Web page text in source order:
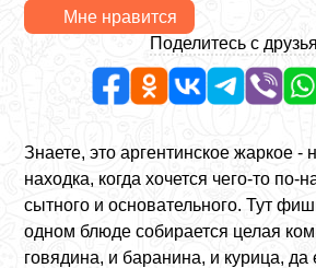
Мне нравится
Поделитесь с
Знаете, это аргентинское жаркое -
находка, когда хочется чего-то по-
сытного и основательного. Тут
одном блюде собирается целая
говядина, и баранина, и курица, да